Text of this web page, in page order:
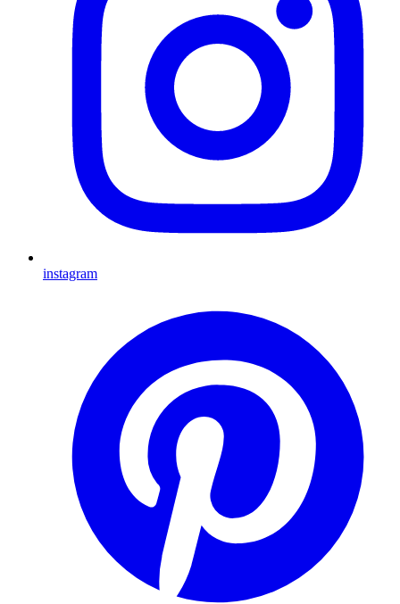
instagram